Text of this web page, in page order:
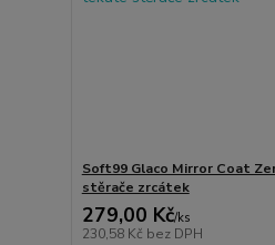
Soft99 Glaco Mirror Coat
stěrače zrcátek
279,00 Kč/ks
230,58 Kč bez DPH